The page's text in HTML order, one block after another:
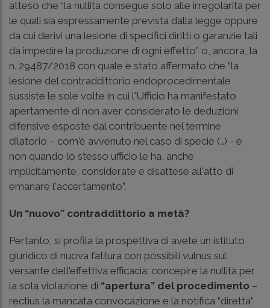
atteso che “la nullità consegue solo alle irregolarità per
le quali sia espressamente prevista dalla legge oppure
da cui derivi una lesione di specifici diritti o garanzie tali
da impedire la produzione di ogni effetto” o, ancora, la
n. 29487/2018 con quale è stato affermato che “la
lesione del contraddittorio endoprocedimentale
sussiste le sole volte in cui l'Ufficio ha manifestato
apertamente di non aver considerato le deduzioni
difensive esposte dal contribuente nel termine
dilatorio – com'è avvenuto nel caso di specie (…) - e
non quando lo stesso ufficio le ha, anche
implicitamente, considerate e disattese all'atto di
emanare l'accertamento”.
Un “nuovo” contraddittorio a metà?
Pertanto, si profila la prospettiva di avete un istituto
giuridico di nuova fattura con possibili vulnus sul
versante dell'effettiva efficacia: concepire la nullità per
la sola violazione di “apertura” del procedimento –
rectius la mancata convocazione e la notifica “diretta”